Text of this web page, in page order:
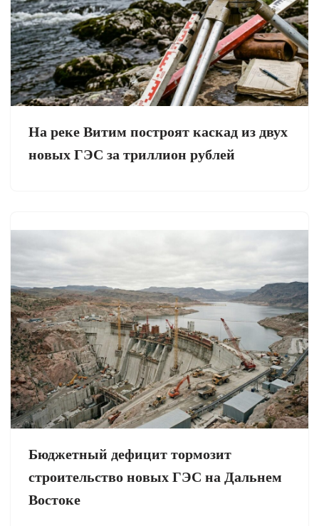
На реке Витим построят каскад из двух
новых ГЭС за триллион рублей
Бюджетный дефицит тормозит
строительство новых ГЭС на Дальнем
Востоке